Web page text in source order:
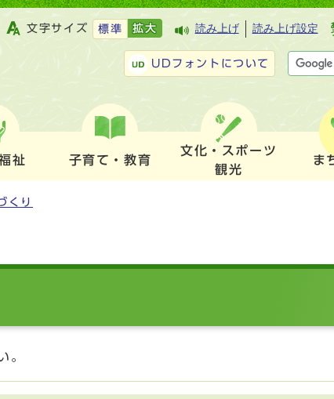
文字サイズ 標準 拡大 読み上げ 読み上げ設定
UDフォントについて
祉 子育て・教育
文化・スポーツ
観光
ま
くり
。